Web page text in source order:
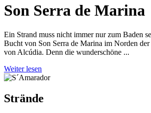
Son Serra de Marina
Ein Strand muss nicht immer nur zum Baden
Bucht von Son Serra de Marina im Norden
von Alcúdia. Denn die wunderschöne ...
Weiter lesen
Strände